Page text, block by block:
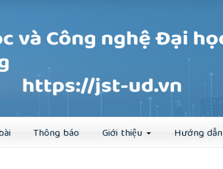
Thông báo Giới thiệu Hướng dẫn
Đăng ký Đăng nhập